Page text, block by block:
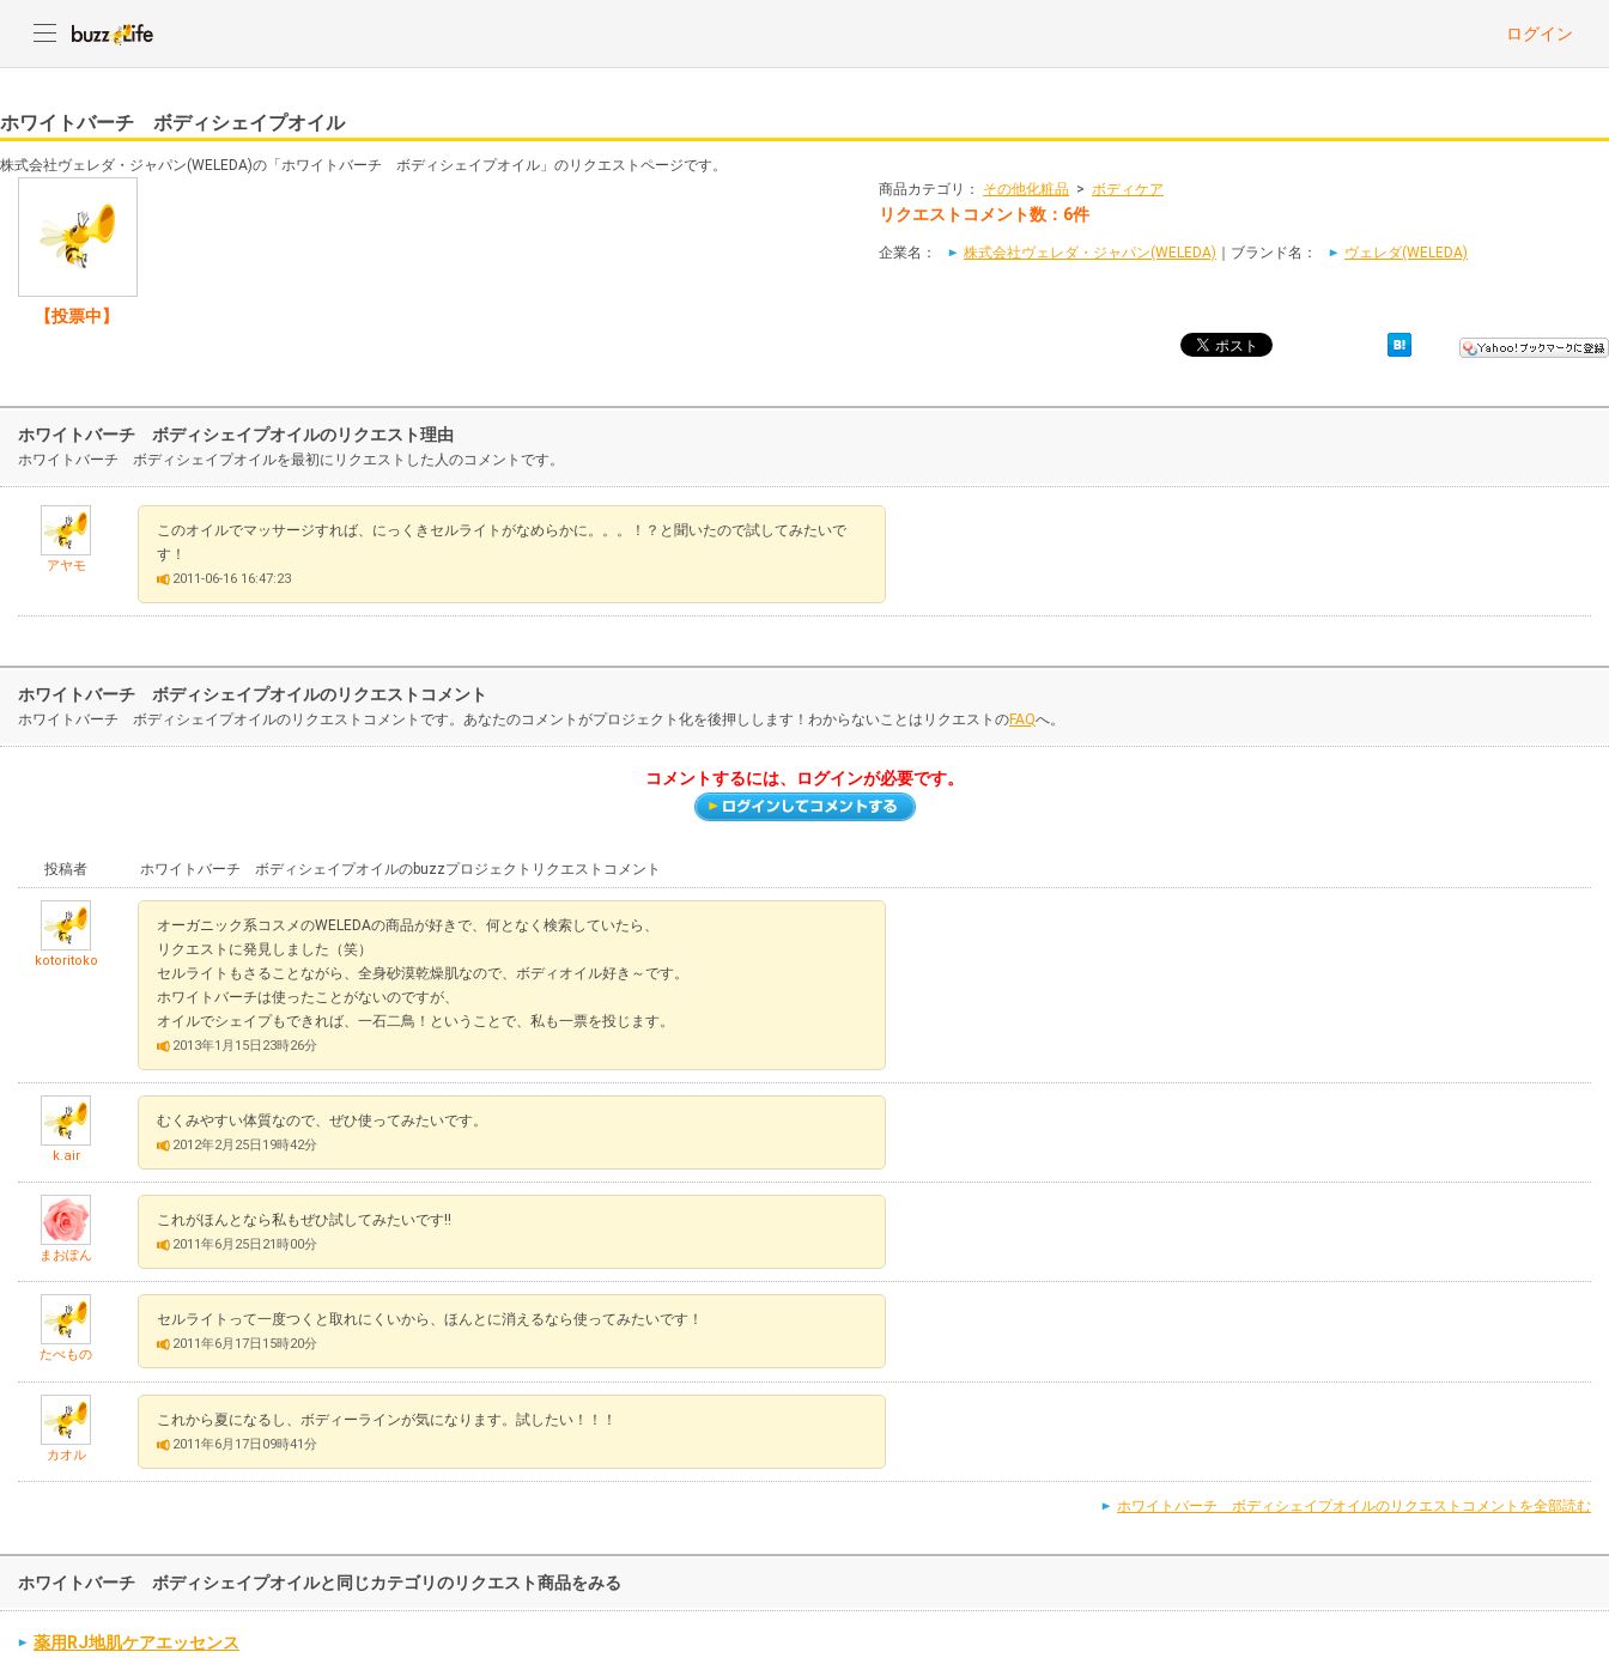
ログイン
ホワイトバーチ ボディシェイプオイル
株式会社ヴェレダ・ジャパン(WELEDA)の「ホワイトバーチ ボディシェイプオイル」のリクエストページです。
【投票中】
商品カテゴリ： その他化粧品 > ボディケア
リクエストコメント数：6件
企業名： 株式会社ヴェレダ・ジャパン(WELEDA) ｜ブランド名： ヴェレダ(WELEDA)
ホワイトバーチ ボディシェイプオイルのリクエスト理由
ホワイトバーチ ボディシェイプオイルを最初にリクエストした人のコメントです。
アヤモ
このオイルでマッサージすれば、にっくきセルライトがなめらかに。。。！？と聞いたので試してみたいで
す！
2011-06-16 16:47:23
ホワイトバーチ ボディシェイプオイルのリクエストコメント
ホワイトバーチ ボディシェイプオイルのリクエストコメントです。あなたのコメントがプロジェクト化を後押しします！わからないことはリクエストのFAQへ。
コメントするには、ログインが必要です。
投稿者 ホワイトバーチ ボディシェイプオイルのbuzzプロジェクトリクエストコメント
kotoritoko
オーガニック系コスメのWELEDAの商品が好きで、何となく検索していたら、
リクエストに発見しました（笑）
セルライトもさることながら、全身砂漠乾燥肌なので、ボディオイル好き～です。
ホワイトバーチは使ったことがないのですが、
オイルでシェイプもできれば、一石二鳥！ということで、私も一票を投じます。
2013年1月15日23時26分
k.air
むくみやすい体質なので、ぜひ使ってみたいです。
2012年2月25日19時42分
まおぽん
これがほんとなら私もぜひ試してみたいです!!
2011年6月25日21時00分
たべもの
セルライトって一度つくと取れにくいから、ほんとに消えるなら使ってみたいです！
2011年6月17日15時20分
カオル
これから夏になるし、ボディーラインが気になります。試したい！！！
2011年6月17日09時41分
ホワイトバーチ ボディシェイプオイルのリクエストコメントを全部読む
ホワイトバーチ ボディシェイプオイルと同じカテゴリのリクエスト商品をみる
薬用RJ地肌ケアエッセンス